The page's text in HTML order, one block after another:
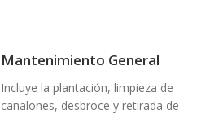
Mantenimiento General
Incluye la plantación, limpieza de
canalones, desbroce y retirada de